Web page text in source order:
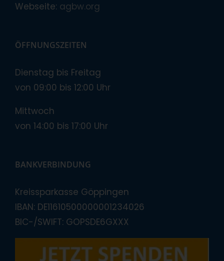
Webseite: agbw.org
ÖFFNUNGSZEITEN
Dienstag bis Freitag
von 09:00 bis 12:00 Uhr
Mittwoch
von 14:00 bis 17:00 Uhr
BANKVERBINDUNG
Kreissparkasse Göppingen
IBAN: DE11610500000001234026
BIC-/SWIFT: GOPSDE6GXXX